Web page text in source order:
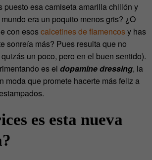
puesto esa camiseta amarilla chillón y
era un poquito menos gris? ¿O
con esoscalcetines de flamencosy has
sonreía más? Pues resulta que no
un poco, pero en el buen sentido).
es el dopamine dressing, la
moda que promete hacerte más feliz a
es esta nueva